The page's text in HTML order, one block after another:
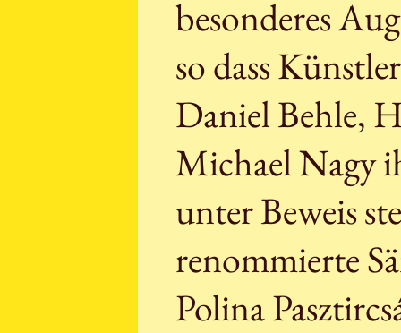
besonderes
so dass
Daniel Behle,
Michael Nagy
unter Beweis
renommierte
Polina